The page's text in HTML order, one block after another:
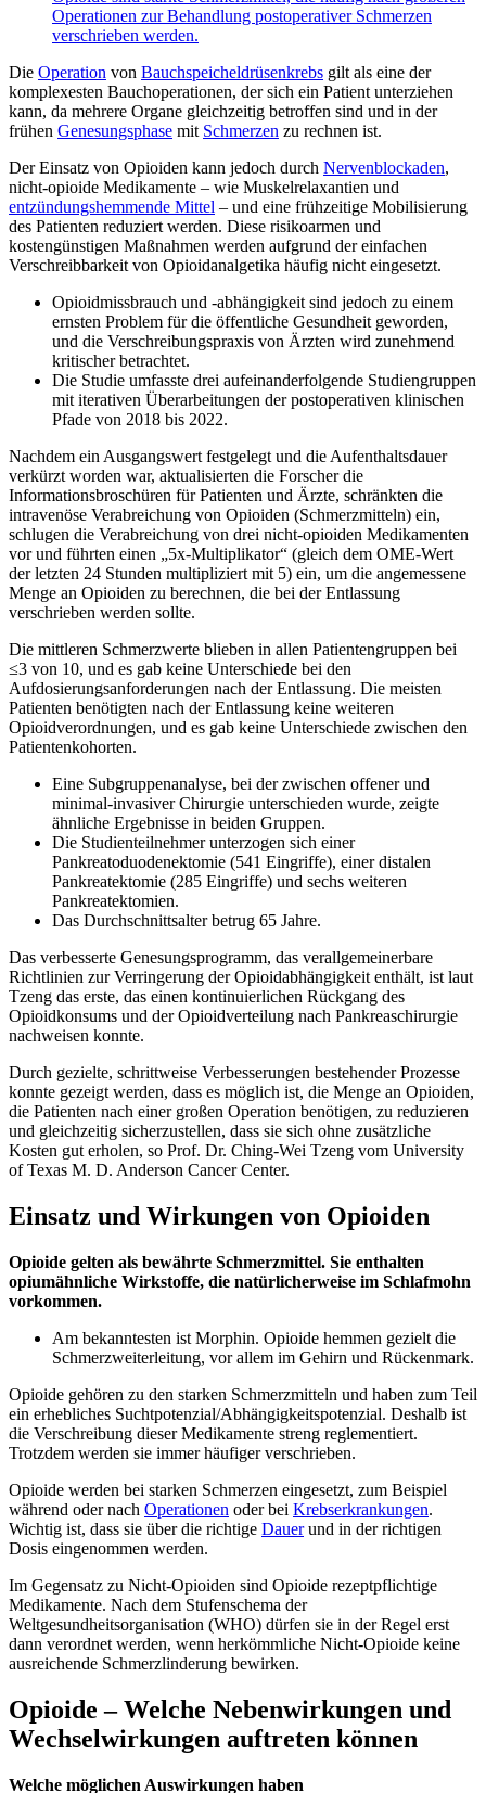
Operationen zur Behandlung postoperativer Schmerzen
verschrieben werden.
Die Operation von Bauchspeicheldrüsenkrebs gilt als eine der
komplexesten Bauchoperationen, der sich ein Patient unterziehen
kann, da mehrere Organe gleichzeitig betroffen sind und in der
frühen Genesungsphase mit Schmerzen zu rechnen ist.
Der Einsatz von Opioiden kann jedoch durch Nervenblockaden,
nicht-opioide Medikamente – wie Muskelrelaxantien und
entzündungshemmende Mittel – und eine frühzeitige Mobilisierung
des Patienten reduziert werden. Diese risikoarmen und
kostengünstigen Maßnahmen werden aufgrund der einfachen
Verschreibbarkeit von Opioidanalgetika häufig nicht eingesetzt.
Opioidmissbrauch und -abhängigkeit sind jedoch zu einem
ernsten Problem für die öffentliche Gesundheit geworden,
und die Verschreibungspraxis von Ärzten wird zunehmend
kritischer betrachtet.
Die Studie umfasste drei aufeinanderfolgende Studiengruppen
mit iterativen Überarbeitungen der postoperativen klinischen
Pfade von 2018 bis 2022.
Nachdem ein Ausgangswert festgelegt und die Aufenthaltsdauer
verkürzt worden war, aktualisierten die Forscher die
Informationsbroschüren für Patienten und Ärzte, schränkten die
intravenöse Verabreichung von Opioiden (Schmerzmitteln) ein,
schlugen die Verabreichung von drei nicht-opioiden Medikamenten
vor und führten einen „5x-Multiplikator“ (gleich dem OME-Wert
der letzten 24 Stunden multipliziert mit 5) ein, um die angemessene
Menge an Opioiden zu berechnen, die bei der Entlassung
verschrieben werden sollte.
Die mittleren Schmerzwerte blieben in allen Patientengruppen bei
≤3 von 10, und es gab keine Unterschiede bei den
Aufdosierungsanforderungen nach der Entlassung. Die meisten
Patienten benötigten nach der Entlassung keine weiteren
Opioidverordnungen, und es gab keine Unterschiede zwischen den
Patientenkohorten.
Eine Subgruppenanalyse, bei der zwischen offener und
minimal-invasiver Chirurgie unterschieden wurde, zeigte
ähnliche Ergebnisse in beiden Gruppen.
Die Studienteilnehmer unterzogen sich einer
Pankreatoduodenektomie (541 Eingriffe), einer distalen
Pankreatektomie (285 Eingriffe) und sechs weiteren
Pankreatektomien.
Das Durchschnittsalter betrug 65 Jahre.
Das verbesserte Genesungsprogramm, das verallgemeinerbare
Richtlinien zur Verringerung der Opioidabhängigkeit enthält, ist laut
Tzeng das erste, das einen kontinuierlichen Rückgang des
Opioidkonsums und der Opioidverteilung nach Pankreaschirurgie
nachweisen konnte.
Durch gezielte, schrittweise Verbesserungen bestehender Prozesse
konnte gezeigt werden, dass es möglich ist, die Menge an Opioiden,
die Patienten nach einer großen Operation benötigen, zu reduzieren
und gleichzeitig sicherzustellen, dass sie sich ohne zusätzliche
Kosten gut erholen, so Prof. Dr. Ching-Wei Tzeng vom University
of Texas M. D. Anderson Cancer Center.
Einsatz und Wirkungen von Opioiden
Opioide gelten als bewährte Schmerzmittel. Sie enthalten
opiumähnliche Wirkstoffe, die natürlicherweise im Schlafmohn
vorkommen.
Am bekanntesten ist Morphin. Opioide hemmen gezielt die
Schmerzweiterleitung, vor allem im Gehirn und Rückenmark.
Opioide gehören zu den starken Schmerzmitteln und haben zum Teil
ein erhebliches Suchtpotenzial/Abhängigkeitspotenzial. Deshalb ist
die Verschreibung dieser Medikamente streng reglementiert.
Trotzdem werden sie immer häufiger verschrieben.
Opioide werden bei starken Schmerzen eingesetzt, zum Beispiel
während oder nach Operationen oder bei Krebserkrankungen.
Wichtig ist, dass sie über die richtige Dauerund in der richtigen
Dosis eingenommen werden.
Im Gegensatz zu Nicht-Opioiden sind Opioide rezeptpflichtige
Medikamente. Nach dem Stufenschema der
Weltgesundheitsorganisation (WHO) dürfen sie in der Regel erst
dann verordnet werden, wenn herkömmliche Nicht-Opioide keine
ausreichende Schmerzlinderung bewirken.
Opioide – Welche Nebenwirkungen und
Wechselwirkungen auftreten können
Welche möglichen Auswirkungen haben